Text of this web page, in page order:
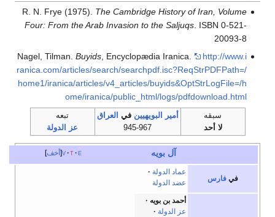
R. N. Frye (1975). The Cambridge History of Iran, Volume
Four: From the Arab Invasion to the Saljuqs. ISBN 0-521-
20093-8
Nagel, Tilman. Buyids, Encyclopædia Iranica.
http://www.i
ranica.com/articles/search/searchpdf.isc?ReqStrPDFPath=/
home1/iranica/articles/v4_articles/buyids&OptStrLogFile=/h
ome/iranica/public_html/logs/pdfdownload.html
سبقه
لا أحد
أمير البويهيين في العراق
945-967
تبعه
عز الدولة
أخف v t e آل بويه
في فارس
عماد الدولة
عضد الدولة
أحمد بن بويه
عز الدولة